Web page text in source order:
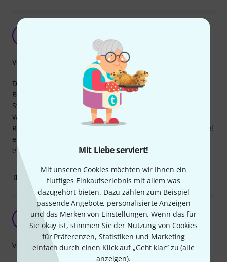
Mit Liebe serviert!
Mit unseren Cookies möchten wir Ihnen ein
fluffiges Einkaufserlebnis mit allem was
dazugehört bieten. Dazu zählen zum Beispiel
passende Angebote, personalisierte Anzeigen
und das Merken von Einstellungen. Wenn das für
Sie okay ist, stimmen Sie der Nutzung von Cookies
für Präferenzen, Statistiken und Marketing
einfach durch einen Klick auf „Geht klar“ zu (alle
anzeigen).
Willy L. 27.01.2010
Dieses Kabel ist sehr robust gearbeitet. Für den harten
Bühneneinsatz sicher auch sehr gut geeignet. Im
Studiobetrieb fällt jedoch der sehr starke Einsatz von
Weichmachern auf. Wenn das Kabel in einem ungelüfteten
Raum gelagert oder eingesetzt wird, so verbreitet das Kabel
einen sehr penetranten Gestank! Ich hoffe dieser sehr
extreme Geruch nimmt irgendwann ab ;-(
Verarbeitung
1 1 BEWERTUNG MELDEN
Sehr zufrieden
Bubi13 04.05.2017
Verarbeitung